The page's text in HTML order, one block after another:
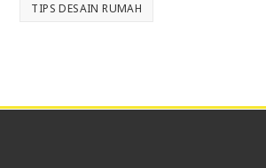
TIPS DESAIN RUMAH